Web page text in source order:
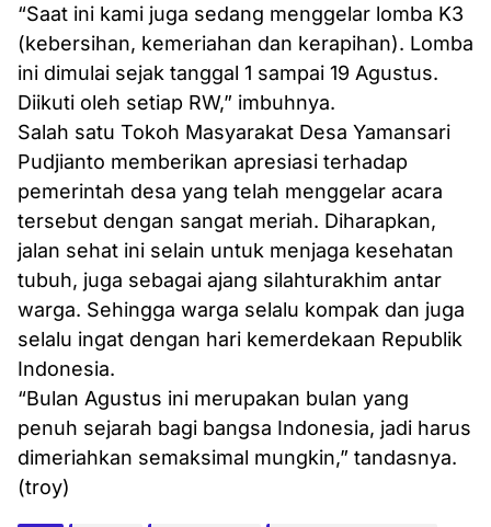
“Saat ini kami juga sedang menggelar lomba K3
(kebersihan, kemeriahan dan kerapihan). Lomba
ini dimulai sejak tanggal 1 sampai 19 Agustus.
Diikuti oleh setiap RW,” imbuhnya.
Salah satu Tokoh Masyarakat Desa Yamansari
Pudjianto memberikan apresiasi terhadap
pemerintah desa yang telah menggelar acara
tersebut dengan sangat meriah. Diharapkan,
jalan sehat ini selain untuk menjaga kesehatan
tubuh, juga sebagai ajang silahturakhim antar
warga. Sehingga warga selalu kompak dan juga
selalu ingat dengan hari kemerdekaan Republik
Indonesia.
“Bulan Agustus ini merupakan bulan yang
penuh sejarah bagi bangsa Indonesia, jadi harus
dimeriahkan semaksimal mungkin,” tandasnya.
(troy)